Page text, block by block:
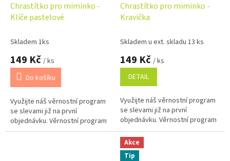
Chrastítko pro miminko -
Klíče pastelové
Skladem 1ks
149 Kč / ks
Do košíku
Využijte náš věrnostní program
se slevami již na první
objednávku. Věrnostní program
Chrastítko pro miminko -
Kravička
Skladem u ext. skladu 13 ks
149 Kč / ks
DETAIL
Využijte náš věrnostní program
se slevami již na první
objednávku. Věrnostní program
Akce
Tip